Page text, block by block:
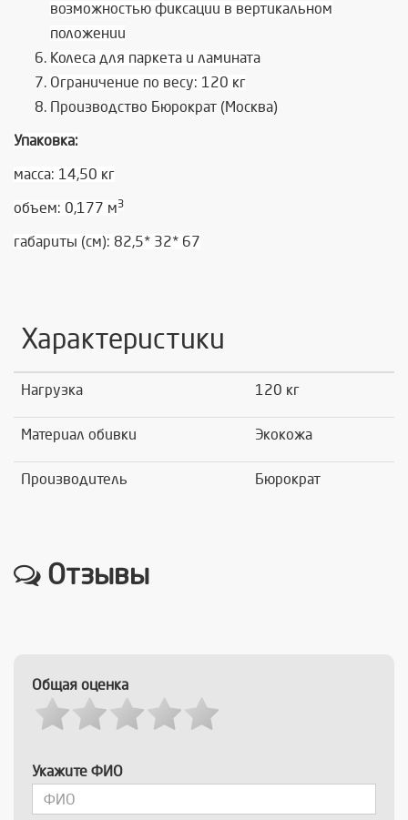
возможностью фиксации в вертикальном
положении
Колеса для паркета и ламината
Ограничение по весу: 120 кг
Производство Бюрократ (Москва)
Упаковка:
масса: 14,50 кг
объем: 0,177 м3
габариты (см): 82,5* 32* 67
Характеристики
Нагрузка 120 кг
Материал обивки Экокожа
Производитель Бюрократ
Отзывы
Общая оценка
Укажите ФИО